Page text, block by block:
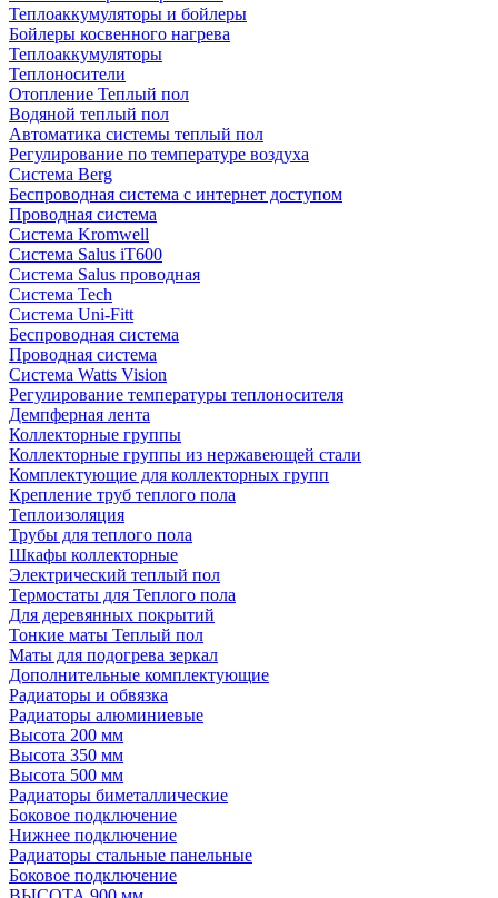
Теплоаккумуляторы и бойлеры
Бойлеры косвенного нагрева
Теплоаккумуляторы
Теплоносители
Отопление Теплый пол
Водяной теплый пол
Автоматика системы теплый пол
Регулирование по температуре воздуха
Система Berg
Беспроводная система с интернет доступом
Проводная система
Система Kromwell
Система Salus iT600
Система Salus проводная
Система Tech
Система Uni-Fitt
Беспроводная система
Проводная система
Система Watts Vision
Регулирование температуры теплоносителя
Демпферная лента
Коллекторные группы
Коллекторные группы из нержавеющей стали
Комплектующие для коллекторных групп
Крепление труб теплого пола
Теплоизоляция
Трубы для теплого пола
Шкафы коллекторные
Электрический теплый пол
Термостаты для Теплого пола
Для деревянных покрытий
Тонкие маты Теплый пол
Маты для подогрева зеркал
Дополнительные комплектующие
Радиаторы и обвязка
Радиаторы алюминиевые
Высота 200 мм
Высота 350 мм
Высота 500 мм
Радиаторы биметаллические
Боковое подключение
Нижнее подключение
Радиаторы стальные панельные
Боковое подключение